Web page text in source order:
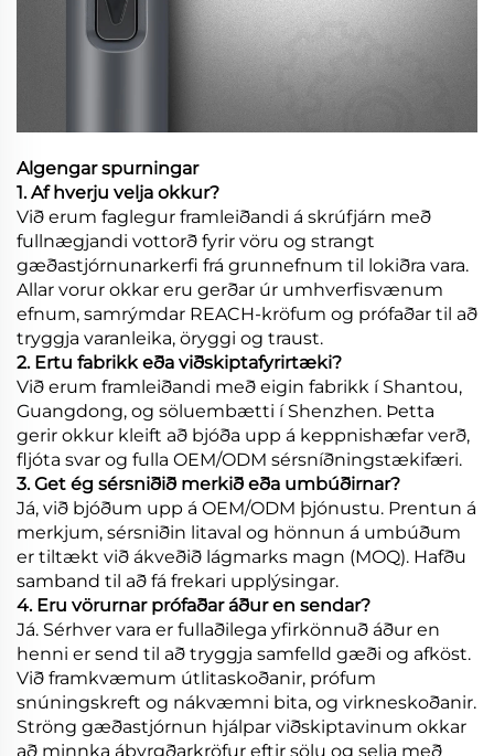
Algengar spurningar
1. Af hverju velja okkur?
Við erum faglegur framleiðandi á skrúfjárn með
fullnægjandi vottorð fyrir vöru og strangt
gæðastjórnunarkerfi frá grunnefnum til lokiðra vara.
Allar vorur okkar eru gerðar úr umhverfisvænum
efnum, samrýmdar REACH-kröfum og prófaðar til að
tryggja varanleika, öryggi og traust.
2. Ertu fabrikk eða viðskiptafyrirtæki?
Við erum framleiðandi með eigin fabrikk í Shantou,
Guangdong, og söluembætti í Shenzhen. Þetta
gerir okkur kleift að bjóða upp á keppnishæfar verð,
fljóta svar og fulla OEM/ODM sérsníðningstækifæri.
3. Get ég sérsniðið merkið eða umbúðirnar?
Já, við bjóðum upp á OEM/ODM þjónustu. Prentun á
merkjum, sérsniðin litaval og hönnun á umbúðum
er tiltækt við ákveðið lágmarks magn (MOQ). Hafðu
samband til að fá frekari upplýsingar.
4. Eru vörurnar prófaðar áður en sendar?
Já. Sérhver vara er fullaðilega yfirkönnuð áður en
henni er send til að tryggja samfelld gæði og afköst.
Við framkvæmum útlitaskoðanir, prófum
snúningskreft og nákvæmni bita, og virkneskoðanir.
Ströng gæðastjórnun hjálpar viðskiptavinum okkar
að minnka ábyrgðarkröfur eftir sölu og selja með